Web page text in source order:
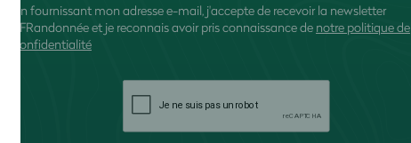
En fournissant mon adresse e-mail, j'accepte de recevoir la newsletter
FFRandonnée et je reconnais avoir pris connaissance de notre politique de
confidentialité